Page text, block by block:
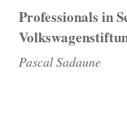
Professionals in
Pascal Sadaune